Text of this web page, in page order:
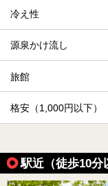
冷え性
源泉かけ流し
旅館
格安（1,000円以下）
駅近（徒歩10分